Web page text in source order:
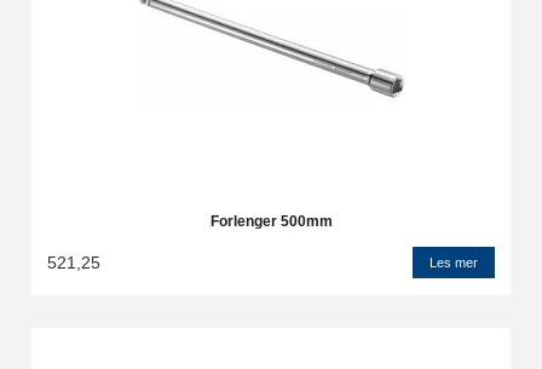
Forlenger 500mm
521,25 Les mer